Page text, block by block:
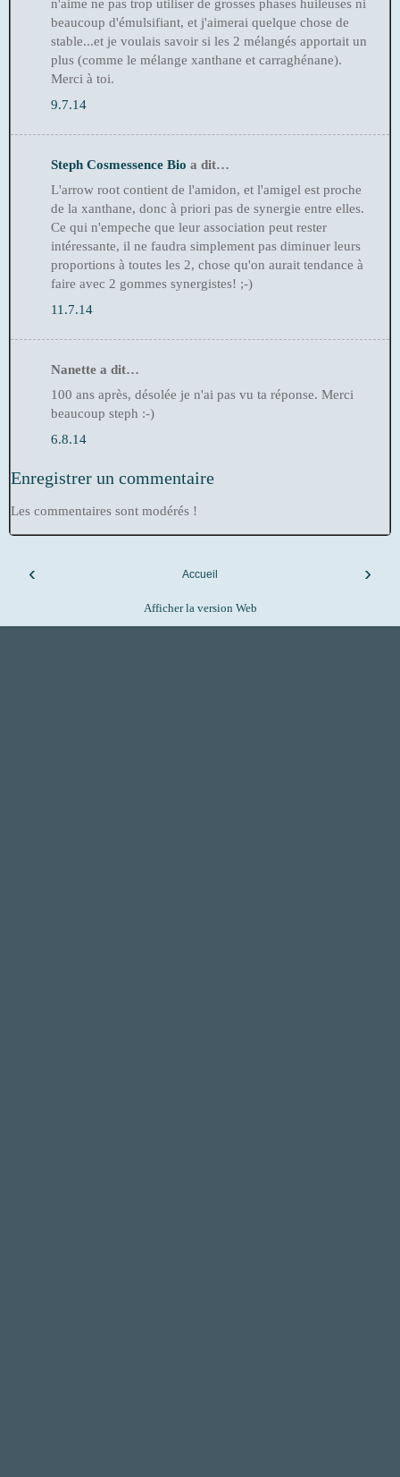
n'aime ne pas trop utiliser de grosses phases huileuses ni
beaucoup d'émulsifiant, et j'aimerai quelque chose de
stable...et je voulais savoir si les 2 mélangés apportait un
plus (comme le mélange xanthane et carraghénane).
Merci à toi.
9.7.14
Steph Cosmessence Bio a dit…
L'arrow root contient de l'amidon, et l'amigel est proche
de la xanthane, donc à priori pas de synergie entre elles.
Ce qui n'empeche que leur association peut rester
intéressante, il ne faudra simplement pas diminuer leurs
proportions à toutes les 2, chose qu'on aurait tendance à
faire avec 2 gommes synergistes! ;-)
11.7.14
Nanette a dit…
100 ans après, désolée je n'ai pas vu ta réponse. Merci
beaucoup steph :-)
6.8.14
Enregistrer un commentaire
Les commentaires sont modérés !
‹ ›
Accueil
Afficher la version Web